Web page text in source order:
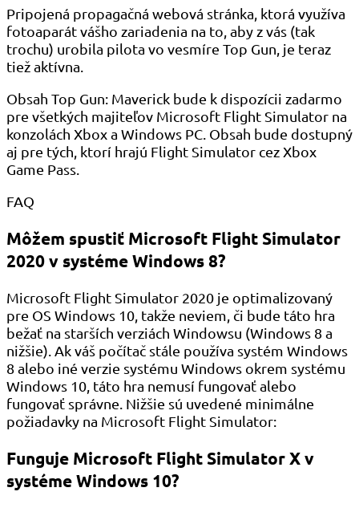
Pripojená propagačná webová stránka, ktorá využíva
fotoaparát vášho zariadenia na to, aby z vás (tak
trochu) urobila pilota vo vesmíre Top Gun, je teraz
tiež aktívna.
Obsah Top Gun: Maverick bude k dispozícii zadarmo
pre všetkých majiteľov Microsoft Flight Simulator na
konzolách Xbox a Windows PC. Obsah bude dostupný
aj pre tých, ktorí hrajú Flight Simulator cez Xbox
Game Pass.
FAQ
Môžem spustiť Microsoft Flight Simulator
2020 v systéme Windows 8?
Microsoft Flight Simulator 2020 je optimalizovaný
pre OS Windows 10, takže neviem, či bude táto hra
bežať na starších verziách Windowsu (Windows 8 a
nižšie). Ak váš počítač stále používa systém Windows
8 alebo iné verzie systému Windows okrem systému
Windows 10, táto hra nemusí fungovať alebo
fungovať správne. Nižšie sú uvedené minimálne
požiadavky na Microsoft Flight Simulator:
Funguje Microsoft Flight Simulator X v
systéme Windows 10?